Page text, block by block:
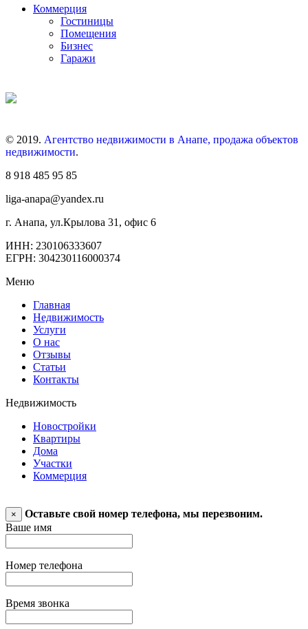
Коммерция
Гостиницы
Помещения
Бизнес
Гаражи
© 2019. Агентство недвижимости в Анапе, продажа объектов
недвижимости.
8 918 485 95 85
liga-anapa@yandex.ru
г. Анапа, ул.Крылова 31, офис 6
ИНН: 230106333607
ЕГРН: 304230116000374
Меню
Главная
Недвижимость
Услуги
О нас
Отзывы
Статьи
Контакты
Недвижимость
Новостройки
Квартиры
Дома
Участки
Коммерция
×
Оставьте свой номер телефона, мы перезвоним.
Ваше имя
Номер телефона
Время звонка